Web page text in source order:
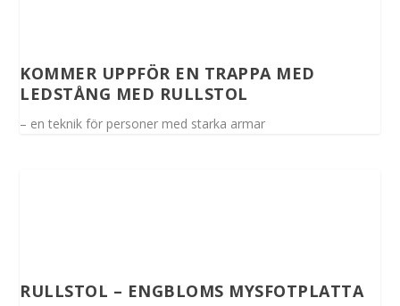
KOMMER UPPFÖR EN TRAPPA MED
LEDSTÅNG MED RULLSTOL
– en teknik för personer med starka armar
RULLSTOL – ENGBLOMS MYSFOTPLATTA